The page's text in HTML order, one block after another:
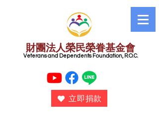
財團法人榮民榮眷基金會
​ Veterans and Dependents Foundation, R.O.C.
立即捐款